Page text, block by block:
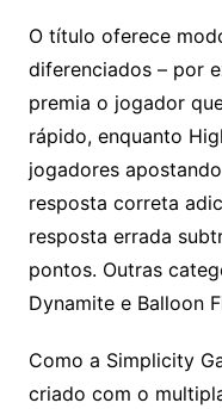
O título oferece
diferenciados – por
premia o jogador
rápido, enquanto
jogadores
resposta correta
resposta errada
pontos. Outras
Dynamite e Balloon
Como a Simplicity
criado com o